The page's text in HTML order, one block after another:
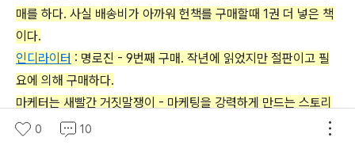
매를 하다. 사실 배송비가 아까워 헌책를 구매할때 1권 더 넣은 책
이다.
인디라이터 : 명로진 - 9번째 구매. 작년에 읽었지만 절판이고 필
요에 의해 구매하다.
마케터는 새빨간 거짓말쟁이 - 마케팅을 강력하게 만드는 스토리
텔링의 힘 : 세스 고딘 - 8번째 구매.
0 10